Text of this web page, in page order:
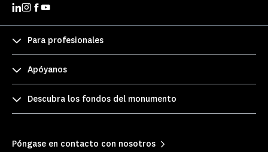
Para profesionales
Apóyanos
Descubra los fondos del monumento
Póngase en contacto con nosotros